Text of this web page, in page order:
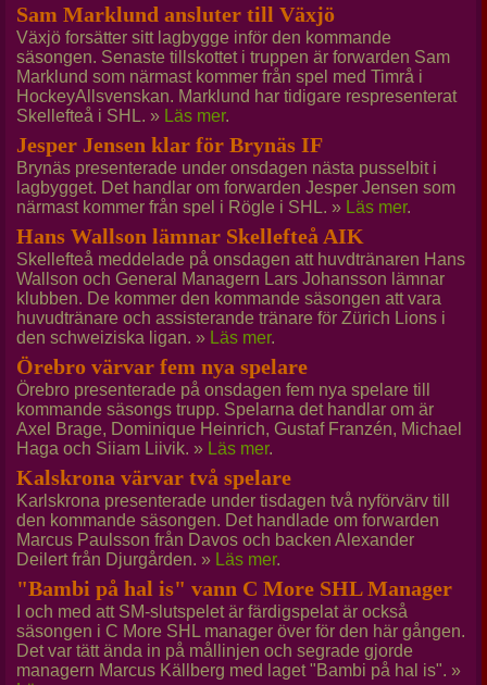
Sam Marklund ansluter till Växjö
Växjö forsätter sitt lagbygge inför den kommande
säsongen. Senaste tillskottet i truppen är forwarden Sam
Marklund som närmast kommer från spel med Timrå i
HockeyAllsvenskan. Marklund har tidigare respresenterat
Skellefteå i SHL. » Läs mer.
Jesper Jensen klar för Brynäs IF
Brynäs presenterade under onsdagen nästa pusselbit i
lagbygget. Det handlar om forwarden Jesper Jensen som
närmast kommer från spel i Rögle i SHL. » Läs mer.
Hans Wallson lämnar Skellefteå AIK
Skellefteå meddelade på onsdagen att huvdtränaren Hans
Wallson och General Managern Lars Johansson lämnar
klubben. De kommer den kommande säsongen att vara
huvudtränare och assisterande tränare för Zürich Lions i
den schweiziska ligan. » Läs mer.
Örebro värvar fem nya spelare
Örebro presenterade på onsdagen fem nya spelare till
kommande säsongs trupp. Spelarna det handlar om är
Axel Brage, Dominique Heinrich, Gustaf Franzén, Michael
Haga och Siiam Liivik. » Läs mer.
Kalskrona värvar två spelare
Karlskrona presenterade under tisdagen två nyförvärv till
den kommande säsongen. Det handlade om forwarden
Marcus Paulsson från Davos och backen Alexander
Deilert från Djurgården. » Läs mer.
"Bambi på hal is" vann C More SHL Manager
I och med att SM-slutspelet är färdigspelat är också
säsongen i C More SHL manager över för den här gången.
Det var tätt ända in på mållinjen och segrade gjorde
managern Marcus Källberg med laget "Bambi på hal is". »